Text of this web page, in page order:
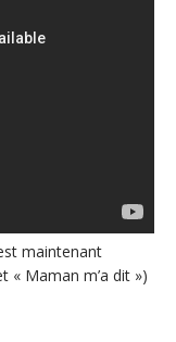
maintenant
« Maman m’a dit »)